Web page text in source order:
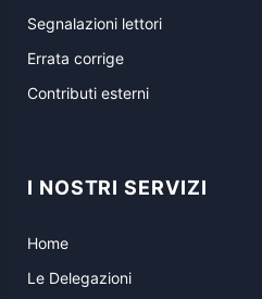
Segnalazioni lettori
Errata corrige
Contributi esterni
I NOSTRI SERVIZI
Home
Le Delegazioni